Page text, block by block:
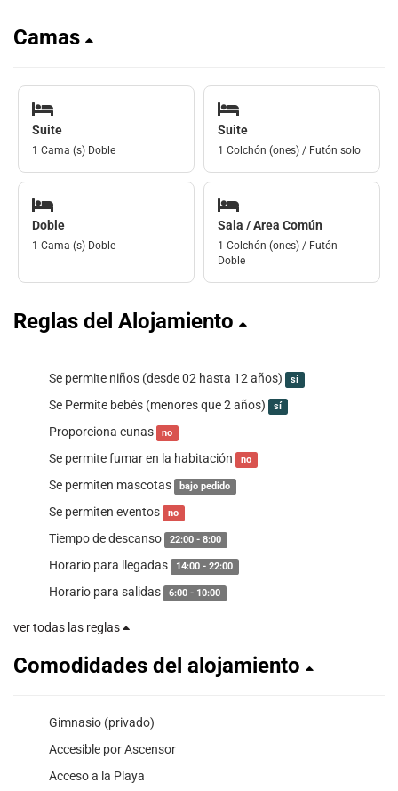
Camas
Suite
1 Cama (s) Doble
Suite
1 Colchón (ones) / Futón solo
Doble
1 Cama (s) Doble
Sala / Area Común
1 Colchón (ones) / Futón
Doble
Reglas del Alojamiento
Se permite niños (desde 02 hasta 12 años) sí
Se Permite bebés (menores que 2 años) sí
Proporciona cunas no
Se permite fumar en la habitación no
Se permiten mascotas bajo pedido
Se permiten eventos no
Tiempo de descanso 22:00 - 8:00
Horario para llegadas 14:00 - 22:00
Horario para salidas 6:00 - 10:00
ver todas las reglas
Comodidades del alojamiento
Gimnasio (privado)
Accesible por Ascensor
Acceso a la Playa